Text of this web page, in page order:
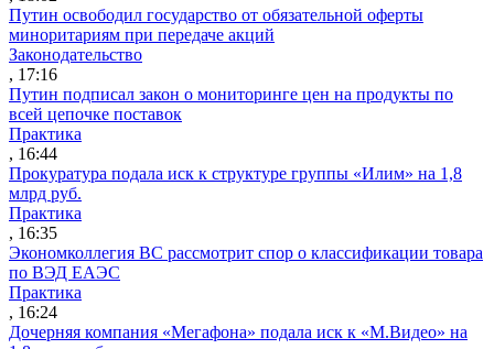
Путин освободил государство от обязательной оферты
миноритариям при передаче акций
Законодательство
, 17:16
Путин подписал закон о мониторинге цен на продукты по
всей цепочке поставок
Практика
, 16:44
Прокуратура подала иск к структуре группы «Илим» на 1,8
млрд руб.
Практика
, 16:35
Экономколлегия ВС рассмотрит спор о классификации товара
по ВЭД ЕАЭС
Практика
, 16:24
Дочерняя компания «Мегафона» подала иск к «М.Видео» на